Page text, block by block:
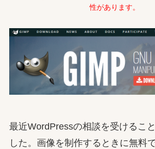
性があります。
最近WordPressの相談を受けるこ
した。画像を制作するときに無料